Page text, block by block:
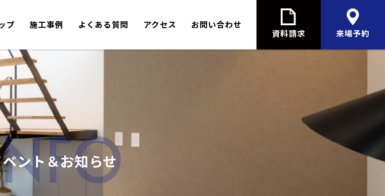
プ 施工事例 よくある質問 アクセス お問い合わせ
資料請求 来場予約
ント＆お知らせ